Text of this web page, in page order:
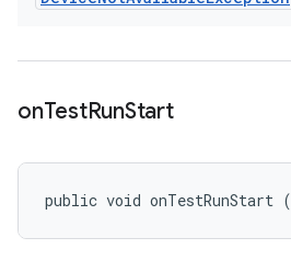
onTestRunStart
public void onTestRunStart (